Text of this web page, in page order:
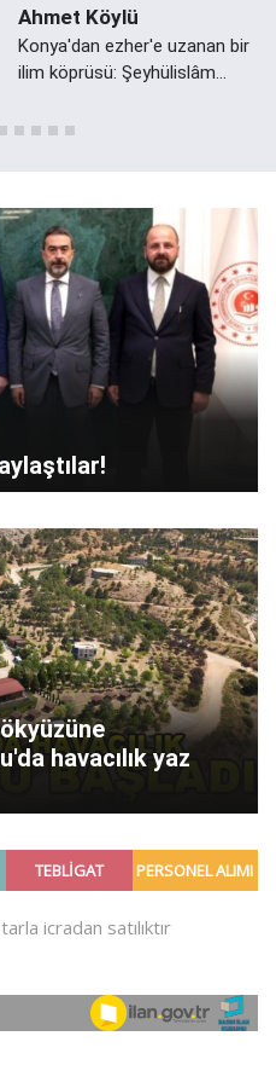
Ahmet Köylü
Konya'dan ezher'e uzanan bir
ilim köprüsü: Şeyhülislâm
Konyalı Damadı Ali Zeki Efendi
havacılık yaz